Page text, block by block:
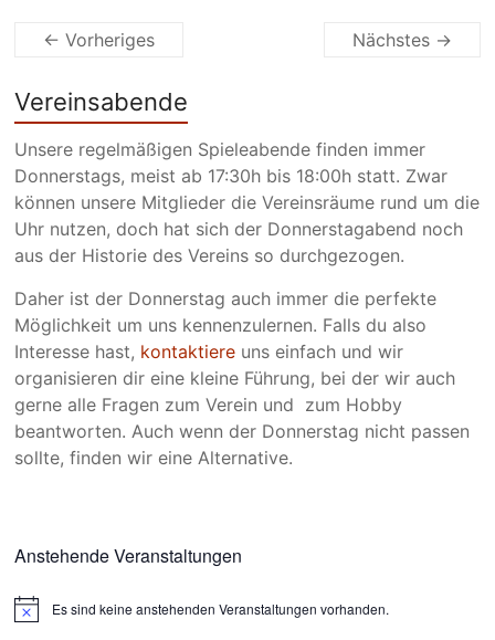
← Vorheriges Nächstes →
Vereinsabende
Unsere regelmäßigen Spieleabende finden immer
Donnerstags, meist ab 17:30h bis 18:00h statt. Zwar
können unsere Mitglieder die Vereinsräume rund um die
Uhr nutzen, doch hat sich der Donnerstagabend noch
aus der Historie des Vereins so durchgezogen.
Daher ist der Donnerstag auch immer die perfekte
Möglichkeit um uns kennenzulernen. Falls du also
Interesse hast, kontaktiere uns einfach und wir
organisieren dir eine kleine Führung, bei der wir auch
gerne alle Fragen zum Verein und zum Hobby
beantworten. Auch wenn der Donnerstag nicht passen
sollte, finden wir eine Alternative.
Anstehende Veranstaltungen
H
Es sind keine anstehenden Veranstaltungen vorhanden.